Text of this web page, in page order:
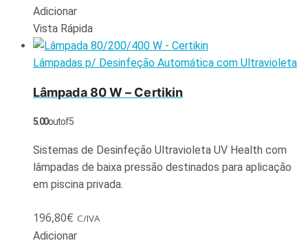
Adicionar
Vista Rápida
Lâmpadas p/ Desinfeção Automática com Ultravioleta
Lâmpada 80 W – Certikin
5.00out of 5
Sistemas de Desinfeção Ultravioleta UV Health com
lâmpadas de baixa pressão destinados para aplicação
em piscina privada.
196,80€ C/IVA
Adicionar